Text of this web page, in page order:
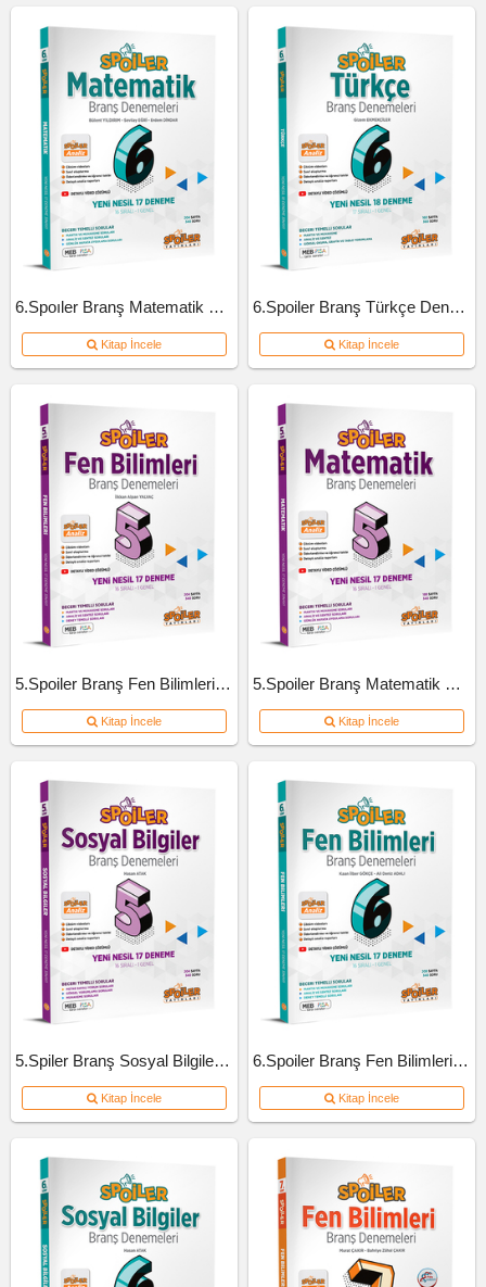
6.Spoıler Branş Matematik Deneme
Kitap İncele
6.Spoiler Branş Türkçe Deneme
Kitap İncele
5.Spoiler Branş Fen Bilimleri Deneme
Kitap İncele
5.Spoiler Branş Matematik Deneme
Kitap İncele
5.Spiler Branş Sosyal Bilgiler Deneme
Kitap İncele
6.Spoiler Branş Fen Bilimleri Deneme
Kitap İncele